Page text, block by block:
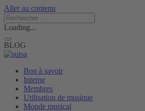
Aller au contenu
Loading...
BLOG
Bon à savoir
Interne
Membres
Utilisation de musique
Monde musical